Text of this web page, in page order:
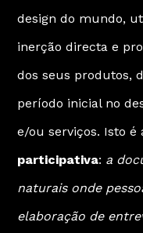
design do mundo,
inerção directa e
dos seus produtos,
período inicial no
e/ou serviços. Isto é
participativa: a
naturais onde
elaboração de